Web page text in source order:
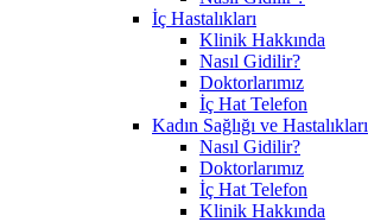
İç Hastalıkları
Klinik Hakkında
Nasıl Gidilir?
Doktorlarımız
İç Hat Telefon
Kadın Sağlığı ve Hastalıkları
Nasıl Gidilir?
Doktorlarımız
İç Hat Telefon
Klinik Hakkında